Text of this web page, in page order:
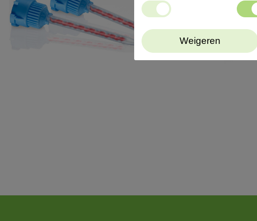
Weigeren